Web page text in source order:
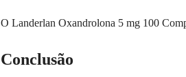
O Landerlan Oxandrolona 5 mg 100
Conclusão